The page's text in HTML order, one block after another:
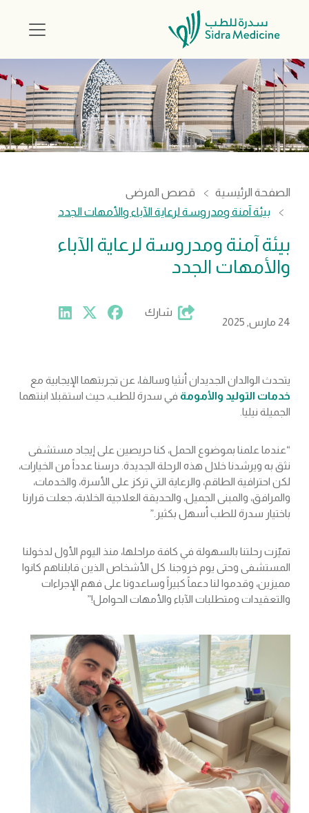
الصفحة الرئيسية
قصص المرضى
بيئة آمنة ومدروسة لرعاية الآباء والأمهات الجدد
بيئة آمنة ومدروسة لرعاية الآباء
والأمهات الجدد
24 مارس, 2025
شارك
يتحدث الوالدان الجديدان أنثيا وسالفا، عن تجربتهما الإيجابية مع
خدمات التوليد والأمومة في سدرة للطب، حيث استقبلا ابنتهما
الجميلة نيليا.
“عندما علمنا بموضوع الحمل، كنا حريصين على إيجاد مستشفى
نثق به ويرشدنا خلال هذه الرحلة الجديدة. درسنا عدداً من الخيارات،
لكن احترافية الطاقم، والرعاية التي تركز على الأسرة، والخدمات،
والمرافق، والمبنى الجميل، والحديقة العلاجية الخلابة، جعلت قرارنا
باختيار سدرة للطب أسهل بكثير.”
تميّزت رحلتنا بالسهولة في كافة مراحلها، منذ اليوم الأول لدخولنا
المستشفى وحتى يوم خروجنا. كل الأشخاص الذين قابلناهم كانوا
مميزين، وقدموا لنا دعماً كبيراً وساعدونا على فهم الإجراءات
والتعقيدات ومتطلبات الآباء والأمهات الحوامل!”